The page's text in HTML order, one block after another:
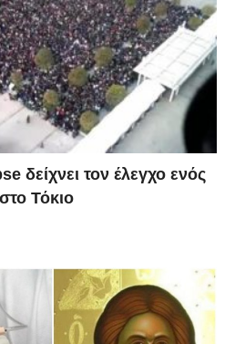
δείχνει τον έλεγχο ενός
Τόκιο